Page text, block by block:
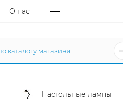
О нас
Настольные лампы